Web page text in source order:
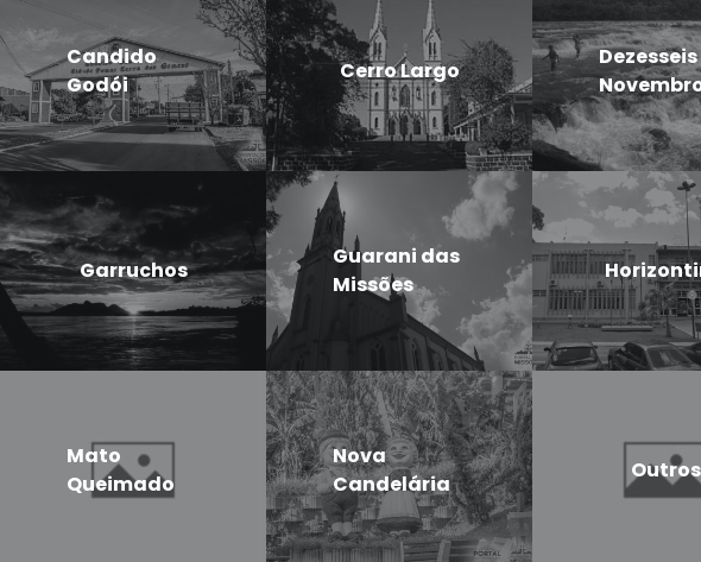
Candido
Godói
Cerro Largo
Garruchos
Guarani das
Missões
Mato
Queimado
Nova
Candelária
Outros